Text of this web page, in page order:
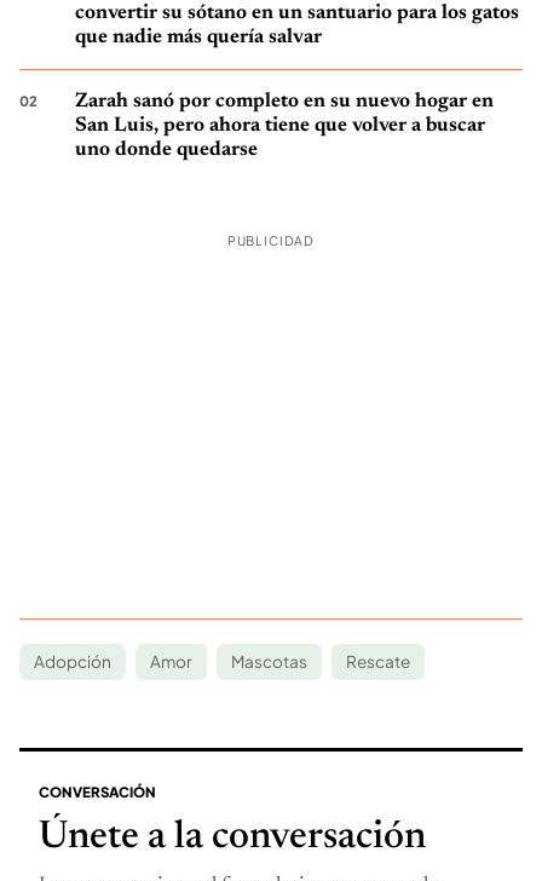
convertir su sótano en un santuario para los gatos
que nadie más quería salvar
Zarah sanó por completo en su nuevo hogar en
San Luis, pero ahora tiene que volver a buscar
uno donde quedarse
PUBLICIDAD
Adopción Amor Mascotas Rescate
CONVERSACIÓN
Únete a la conversación